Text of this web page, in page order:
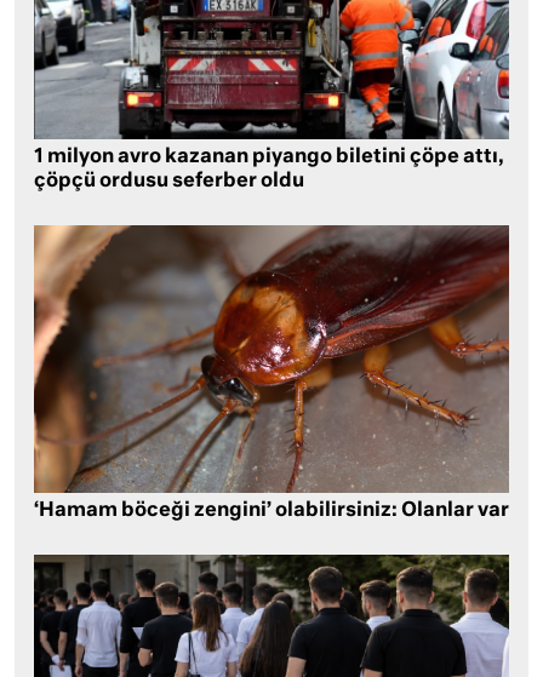
1 milyon avro kazanan piyango biletini çöpe attı,
çöpçü ordusu seferber oldu
‘Hamam böceği zengini’ olabilirsiniz: Olanlar var